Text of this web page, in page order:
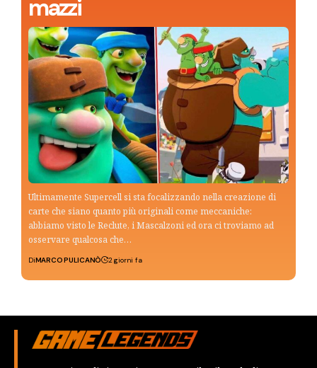
mazzi
Ultimamente Supercell si sta focalizzando nella creazione di
carte che siano quanto più originali come meccaniche:
abbiamo visto le Reclute, i Mascalzoni ed ora ci troviamo ad
osservare qualcosa che…
DiMARCO PULICANÒ 2 giorni fa